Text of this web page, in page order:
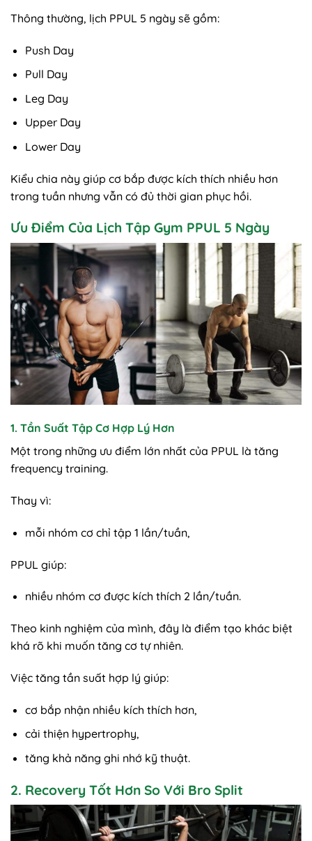
Thông thường, lịch PPUL 5 ngày sẽ gồm:
Push Day
Pull Day
Leg Day
Upper Day
Lower Day
Kiểu chia này giúp cơ bắp được kích thích nhiều hơn
trong tuần nhưng vẫn có đủ thời gian phục hồi.
Ưu Điểm Của Lịch Tập Gym PPUL 5 Ngày
1. Tần Suất Tập Cơ Hợp Lý Hơn
Một trong những ưu điểm lớn nhất của PPUL là tăng
frequency training.
Thay vì:
mỗi nhóm cơ chỉ tập 1 lần/tuần,
PPUL giúp:
nhiều nhóm cơ được kích thích 2 lần/tuần.
Theo kinh nghiệm của mình, đây là điểm tạo khác biệt
khá rõ khi muốn tăng cơ tự nhiên.
Việc tăng tần suất hợp lý giúp:
cơ bắp nhận nhiều kích thích hơn,
cải thiện hypertrophy,
tăng khả năng ghi nhớ kỹ thuật.
2. Recovery Tốt Hơn So Với Bro Split